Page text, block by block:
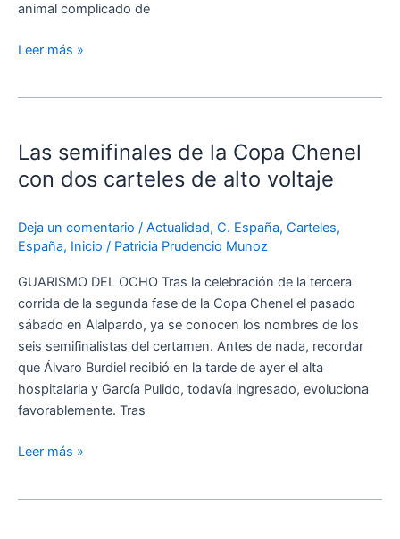
animal complicado de
Leer más »
Las semifinales de la Copa Chenel
con dos carteles de alto voltaje
Deja un comentario / Actualidad, C. España, Carteles,
España, Inicio / Patricia Prudencio Munoz
GUARISMO DEL OCHO Tras la celebración de la tercera
corrida de la segunda fase de la Copa Chenel el pasado
sábado en Alalpardo, ya se conocen los nombres de los
seis semifinalistas del certamen. Antes de nada, recordar
que Álvaro Burdiel recibió en la tarde de ayer el alta
hospitalaria y García Pulido, todavía ingresado, evoluciona
favorablemente. Tras
de
la
con
dos
carteles
de
alto
voltaje
Leer más »